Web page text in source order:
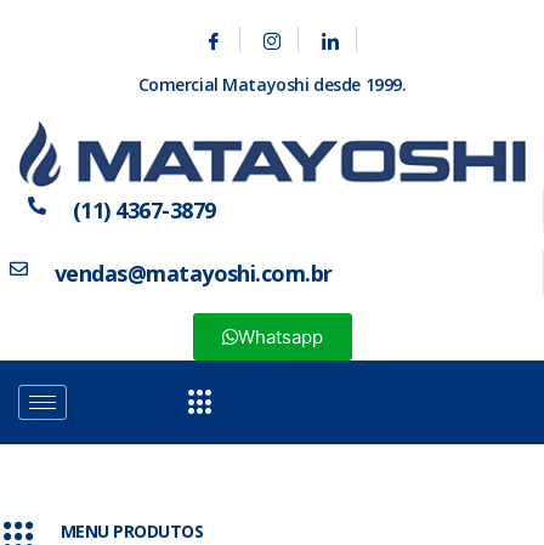
Comercial Matayoshi desde 1999.
(11) 4367-3879
vendas@matayoshi.com.br
Whatsapp
MENU PRODUTOS